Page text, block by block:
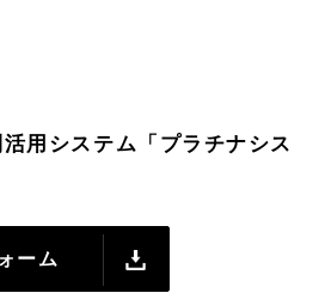
用システム「プラチナシス
ーム